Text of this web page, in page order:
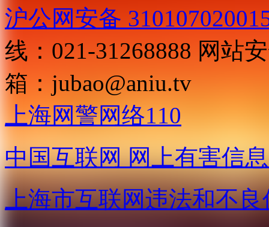
沪公网安备
线：021-31268888 网站
箱： jubao@aniu.tv
上海网警网络110
中国互联网 网上有害信
上海市互联网违法和不